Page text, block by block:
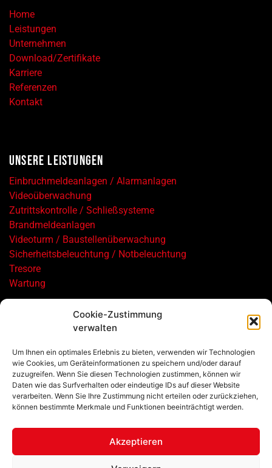
Cookie-Zustimmung
verwalten
Um Ihnen ein optimales Erlebnis zu bieten, verwenden wir Technologien
wie Cookies, um Geräteinformationen zu speichern und/oder darauf
zuzugreifen. Wenn Sie diesen Technologien zustimmen, können wir
Daten wie das Surfverhalten oder eindeutige IDs auf dieser Website
verarbeiten. Wenn Sie Ihre Zustimmung nicht erteilen oder zurückziehen,
können bestimmte Merkmale und Funktionen beeinträchtigt werden.
Akzeptieren
Home
Leistungen
Unternehmen
Download/Zertifikate
Karriere
Referenzen
Kontakt
UNSERE LEISTUNGEN
Einbruchmeldeanlagen / Alarmanlagen
Videoüberwachung
Zutrittskontrolle / Schließsysteme
Brandmeldeanlagen
Videoturm / Baustellenüberwachung
Sicherheitsbeleuchtung / Notbeleuchtung
Tresore
Wartung
©2026, Schuler Sicherheitstechnik GmbH
Impressum
Datenschutz